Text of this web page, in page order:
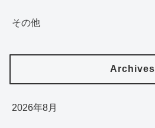
その他
Archives
2026年8月